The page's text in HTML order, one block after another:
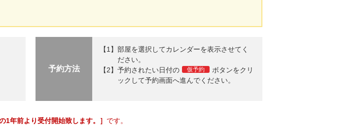
予約方法
部屋を選択してカレンダーを表示させてく
ださい。
予約されたい日付の
仮予約
ボタンをクリ
ックして予約画面へ進んでください。
1年前より受付開始致します。］ です。